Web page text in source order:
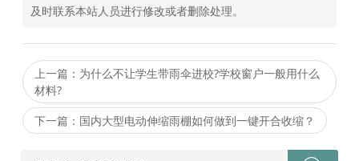
及时联系本站人员进行修改或者删除处理。
上一篇：为什么不让学生带雨伞进校?学校窗户一般用什么
材料?
下一篇：国内大型电动伸缩雨棚如何做到一键开合收缩？